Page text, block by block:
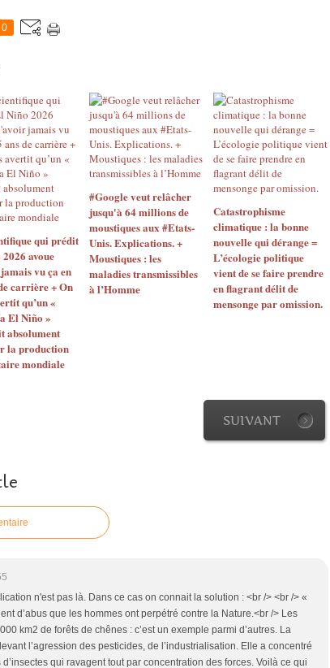
0
qui prédit
avoue
vu ça en
carrière + On
qu’un «
El Niño »
absolument
la production
mondiale
#Google veut relâcher
jusqu'à 64 millions de
moustiques aux #Etats-
Unis. Explications. +
Moustiques : les
maladies transmissibles
à l’Homme
Catastrophisme
climatique : la bonne
nouvelle qui dérange =
L’écologie politique
vient de se faire prendre
en flagrant délit de
mensonge par omission.
SUIVANT
n'est pas là. Dans ce cas on connait la solution : <br /> <br /> «
d’abus que les hommes ont perpétré contre la Nature.<br /> Les
km2 de forêts de chênes : c’est un exemple parmi d’autres. La
l’agression des pesticides, de l’industrialisation. Elle a concentré
qui ravagent tout par concentration des forces. Voilà ce qui